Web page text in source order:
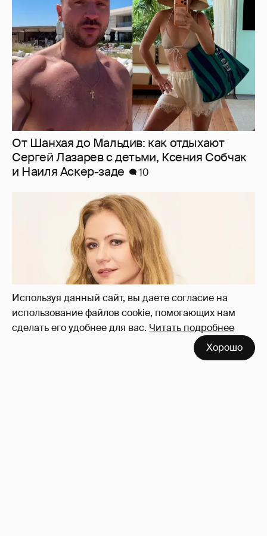
Используя данный сайт, вы даете согласие на
использование файлов cookie, помогающих нам
сделать его удобнее для вас. Читать подробнее
Хорошо
Сергей Лазарев с детьми, Ксения Собчак
и Наиля Аскер-заде
10
"Заявил себя простым монтировщиком,
дабы не платить алименты". Мария
Миронова упрекнула бывшего мужа, с
которым судится за сына
21